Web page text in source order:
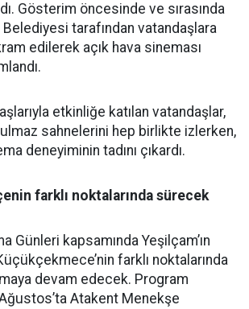
Gösterim öncesinde ve sırasında
tarafından vatandaşlara
edilerek açık hava sineması
etkinliğe katılan vatandaşlar,
sahnelerini hep birlikte izlerken,
deneyiminin tadını çıkardı.
farklı noktalarında sürecek
Günleri kapsamında Yeşilçam’ın
farklı noktalarında
devam edecek. Program
Atakent Menekşe